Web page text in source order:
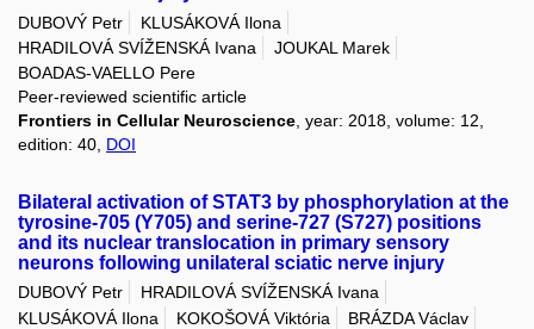
DUBOVÝ Petr
KLUSÁKOVÁ Ilona
HRADILOVÁ SVÍŽENSKÁ Ivana
JOUKAL Marek
BOADAS-VAELLO Pere
Peer-reviewed scientific article
Frontiers in Cellular Neuroscience , year: 2018, volume: 12,
edition: 40, DOI
Bilateral activation of STAT3 by phosphorylation at the
tyrosine-705 (Y705) and serine-727 (S727) positions
and its nuclear translocation in primary sensory
neurons following unilateral sciatic nerve injury
DUBOVÝ Petr
HRADILOVÁ SVÍŽENSKÁ Ivana
KLUSÁKOVÁ Ilona
KOKOŠOVÁ Viktória
BRÁZDA Václav